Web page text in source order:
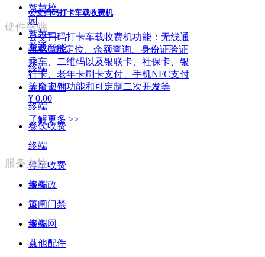
公交扫码打卡车载收费机
公交扫码打卡车载收费机功能：无线通
讯、GPS定位、余额查询、身份证验证
乘车、二维码以及银联卡、社保卡、银
行卡、老年卡刷卡支付、手机NFC支付
等全支付功能和可定制二次开发等
¥ 0.00
了解更多 >>
智慧校
园
智慧一
脸通
硬件终端
车载智能
终端
人脸识别
终端
餐饮收费
终端
停车收费
终端
道闸门禁
终端
其他配件
服务支持
服务政
策
服务网
点